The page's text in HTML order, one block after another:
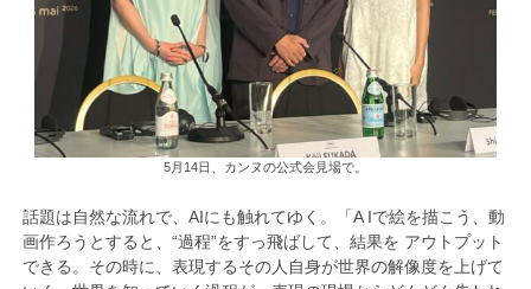
5月14日、カンヌの公式会見場で。
話題は自然な流れで、AIにも触れてゆく。「A Iで絵を描こう、動
画作ろうとすると、“過程”をすっ飛ばして、結果を アウトプット
できる。その時に、表現するその人自身が世界の解像度を上げて